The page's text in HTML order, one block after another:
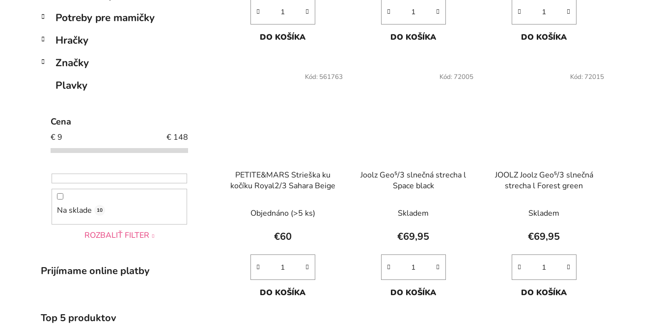
Potreby pre mamičky
Hračky
Značky
Plavky
Cena
€9 € 148
Na sklade 10
ROZBALIŤ FILTER
Prijímame online platby
Top 5 produktov
DO KOŠÍKA DO KOŠÍKA DO KOŠÍKA
PETITE&MARS Strieška ku
kočíku Royal2/3 Sahara Beige
Objednáno (>5 ks)
€60
DO KOŠÍKA
Kód: 561763
Joolz Geo⁵/3 slnečná strecha l
Space black
Skladem
€69,95
DO KOŠÍKA
Kód: 72005
JOOLZ Joolz Geo⁵/3 slnečná
strecha l Forest green
Skladem
€69,95
DO KOŠÍKA
Kód: 72015